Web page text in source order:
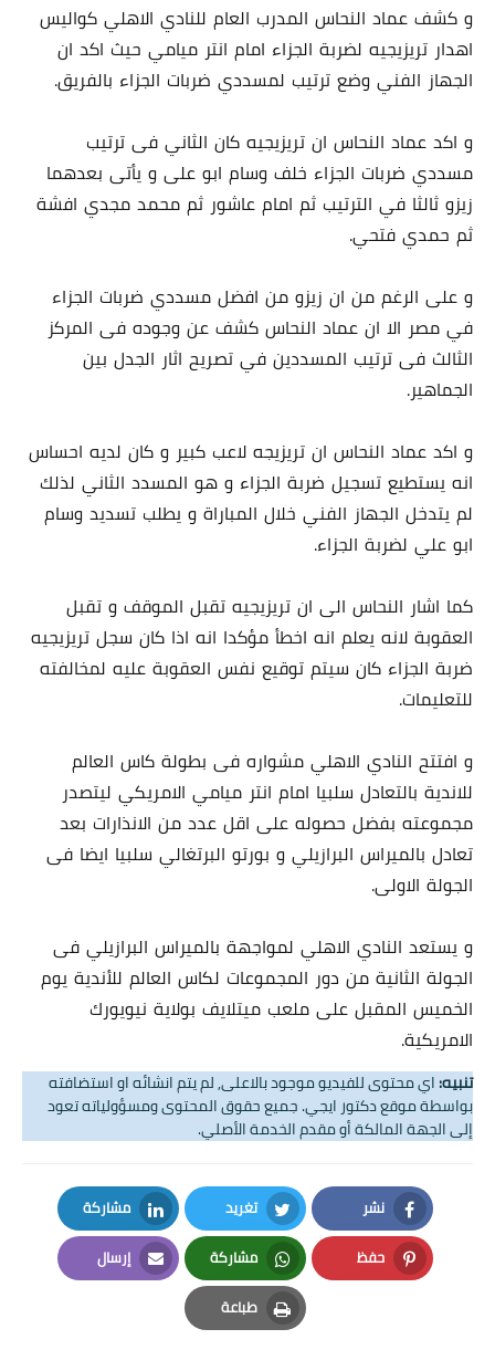
و كشف عماد النحاس المدرب العام للنادي الاهلي كواليس
اهدار تريزيجيه لضربة الجزاء امام انتر ميامي حيث اكد ان
الجهاز الفني وضع ترتيب لمسددي ضربات الجزاء بالفريق.
و اكد عماد النحاس ان تريزيجيه كان الثاني فى ترتيب
مسددي ضربات الجزاء خلف وسام ابو على و يأتى بعدهما
زيزو ثالثا في الترتيب ثم امام عاشور ثم محمد مجدي افشة
ثم حمدي فتحي.
و على الرغم من ان زيزو من افضل مسددي ضربات الجزاء
في مصر الا ان عماد النحاس كشف عن وجوده فى المركز
الثالث فى ترتيب المسددين في تصريح اثار الجدل بين
الجماهير.
و اكد عماد النحاس ان تريزيجه لاعب كبير و كان لديه احساس
انه يستطيع تسجيل ضربة الجزاء و هو المسدد الثاني لذلك
لم يتدخل الجهاز الفني خلال المباراة و يطلب تسديد وسام
ابو علي لضربة الجزاء.
كما اشار النحاس الى ان تريزيجيه تقبل الموقف و تقبل
العقوبة لانه يعلم انه اخطأ مؤكدا انه اذا كان سجل تريزيجيه
ضربة الجزاء كان سيتم توقيع نفس العقوبة عليه لمخالفته
للتعليمات.
و افتتح النادي الاهلي مشواره فى بطولة كاس العالم
للاندية بالتعادل سلبيا امام انتر ميامي الامريكي ليتصدر
مجموعته بفضل حصوله على اقل عدد من الانذارات بعد
تعادل بالميراس البرازيلي و بورتو البرتغالي سلبيا ايضا فى
الجولة الاولى.
و يستعد النادي الاهلي لمواجهة بالميراس البرازيلي فى
الجولة الثانية من دور المجموعات لكاس العالم للأندية يوم
الخميس المقبل على ملعب ميتلايف بولاية نيويورك
الامريكية.
تنبيه:اي محتوى للفيديو موجود بالاعلى, لم يتم انشائه او استضافته
بواسطة موقع دكتور ايجي. جميع حقوق المحتوى ومسؤولياته تعود
إلى الجهة المالكة أو مقدم الخدمة الأصلي.
نشر
Facebook
تغريد
Twitter
مشاركة
LinkedIn
حفظ
Pinterest
مشاركة
Whatsapp
إرسال
Email
طباعة
Print